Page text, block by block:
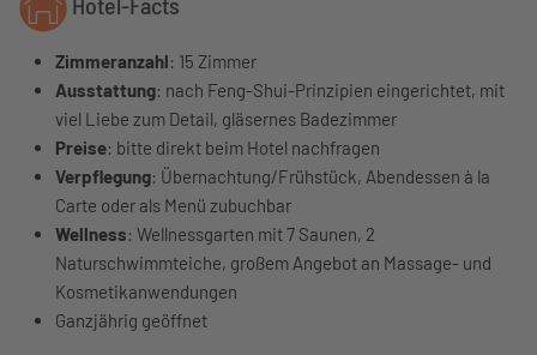
Zimmeranzahl: 15 Zimmer
Ausstattung: nach Feng-Shui-Prinzipien eingerichtet, mit
viel Liebe zum Detail, gläsernes Badezimmer
Preise: bitte direkt beim Hotel nachfragen
Verpflegung: Übernachtung/Frühstück, Abendessen à la
Carte oder als Menü zubuchbar
Wellness: Wellnessgarten mit 7 Saunen, 2
Naturschwimmteiche, großem Angebot an Massage- und
Kosmetikanwendungen
Ganzjährig geöffnet